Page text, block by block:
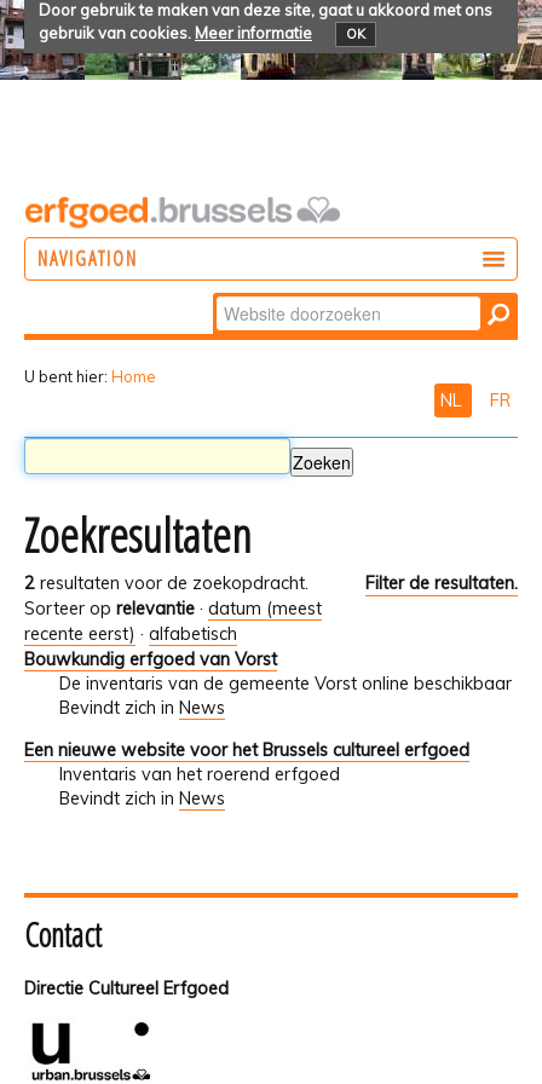
Door gebruik te maken van deze site, gaat u akkoord met ons
gebruik van cookies. Meer informatie OK
NAVIGATION
Zoek
Geavanceerd
U bent hier: Home
NL FR
Zoekresultaten
2 resultaten voor de zoekopdracht.
Filter de resultaten.
Sorteer op relevantie · datum (meest
recente eerst) · alfabetisch
Bouwkundig erfgoed van Vorst
De inventaris van de gemeente Vorst online beschikbaar
Bevindt zich in News
Een nieuwe website voor het Brussels cultureel erfgoed
Inventaris van het roerend erfgoed
Bevindt zich in News
Contact
Directie Cultureel Erfgoed